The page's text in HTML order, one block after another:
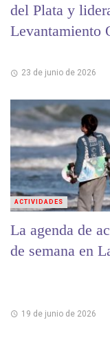
del Plata y
Levantamiento
23 de junio de 2026
La agenda de
de semana en
19 de junio de 2026
ACTIVIDADES